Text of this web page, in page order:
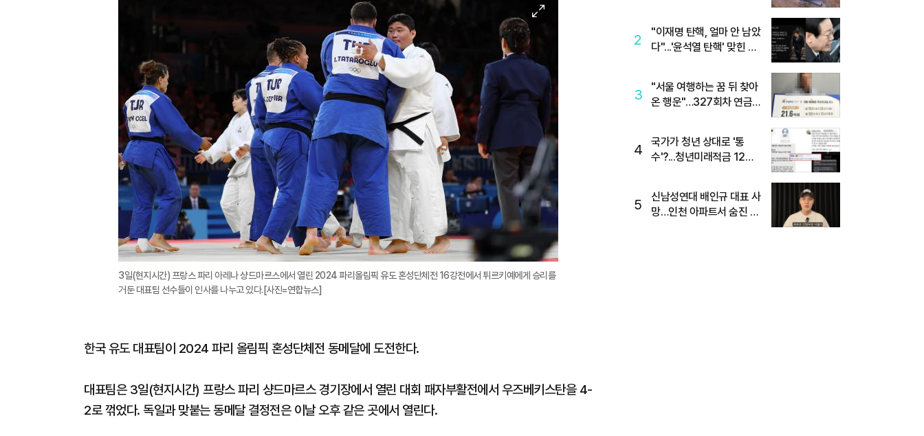
미
지
대
3일(현지시간) 프랑스 파리 아레나 샹드마르스에서 열린 2024 파리올림픽 유도 혼성단체전 16강전에서 튀르키예에게 승리를
거둔 대표팀 선수들이 인사를 나누고 있다.[사진=연합뉴스]
한국 유도 대표팀이 2024 파리 올림픽 혼성단체전 동메달에 도전한다.
대표팀은 3일(현지시간) 프랑스 파리 샹드마르스 경기장에서 열린 대회 패자부활전에서 우즈베키스탄을 4-
2로 꺾었다. 독일과 맞붙는 동메달 결정전은 이날 오후 같은 곳에서 열린다.
2
"이재명 탄핵, 얼마 안 남았
다"...'윤석열 탄핵' 맞힌 무
3
"서울 여행하는 꿈 뒤 찾아
온 행운"…327회차 연금
4
국가가 청년 상대로 '통
수'?...청년미래적금 12%
5
신남성연대 배인규 대표 사
망…인천 아파트서 숨진 채